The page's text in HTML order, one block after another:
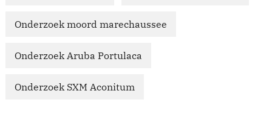
Onderzoek moord marechaussee
Onderzoek Aruba Portulaca
Onderzoek SXM Aconitum